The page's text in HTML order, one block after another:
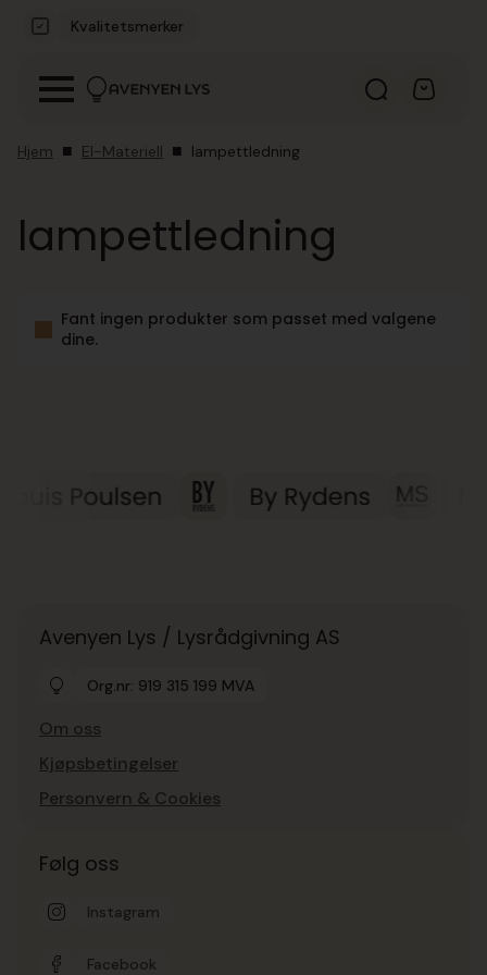
Kvalitetsmerker
Hjem El-Materiell lampettledning
lampettledning
Fant ingen produkter som passet med valgene
dine.
Avenyen Lys / Lysrådgivning AS
Org.nr: 919 315 199 MVA
Om oss
Kjøpsbetingelser
Personvern & Cookies
Følg oss
Instagram
Facebook